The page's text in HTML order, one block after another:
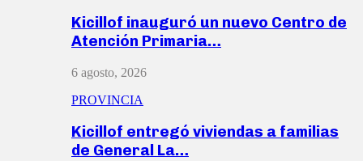
Kicillof inauguró un nuevo Centro de
Atención Primaria…
6 agosto, 2026
PROVINCIA
Kicillof entregó viviendas a familias
de General La…